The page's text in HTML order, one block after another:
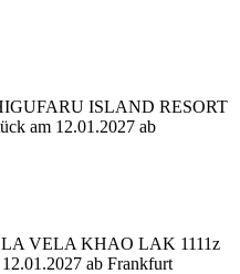
ISLAND RESORT
am 12.01.2027 ab
VELA KHAO LAK 1111z
ab Frankfurt